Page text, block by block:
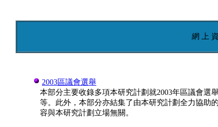
網 上
2003區議會選舉
本部分主要收錄多項本研究計劃就2003年區議會選
等。此外，本部分亦結集了由本研究計劃全力協助
容與本研究計劃立場無關。